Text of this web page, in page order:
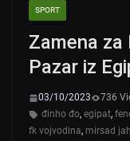
SPORT
Zamena za
Pazar iz
03/10/2023
736
đinho đo, egipat,
fk vojvodina, mirsad